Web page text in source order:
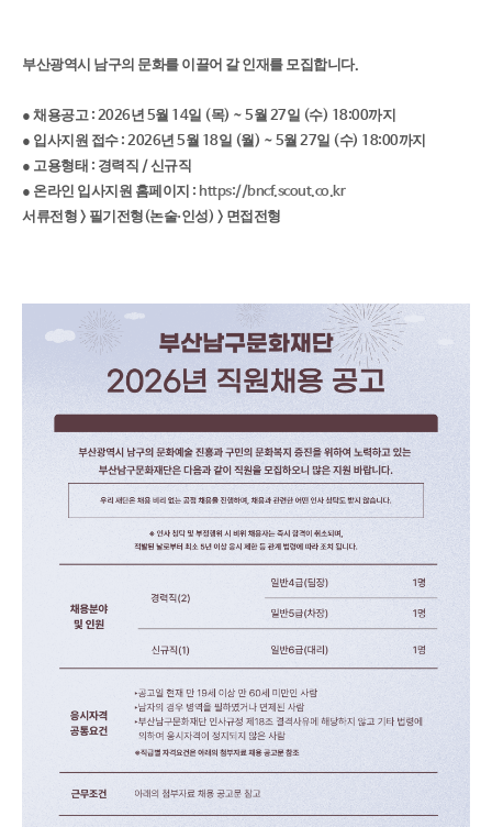
부산광역시 남구의 문화를 이끌어 갈 인재를 모집합니다.
● 채용공고: 2026년 5월 14일 (목) ~ 5월 27일 (수) 18:00까지
● 입사지원 접수: 2026년 5월 18일 (월 ) ~ 5월 27일 (수) 18:00까지
● 고용형태 : 경력직 / 신규직
● 온라인 입사지원 홈페이지 : https://bncf.scout.co.kr
서류전형 > 필기전형(논술·인성) > 면접전형